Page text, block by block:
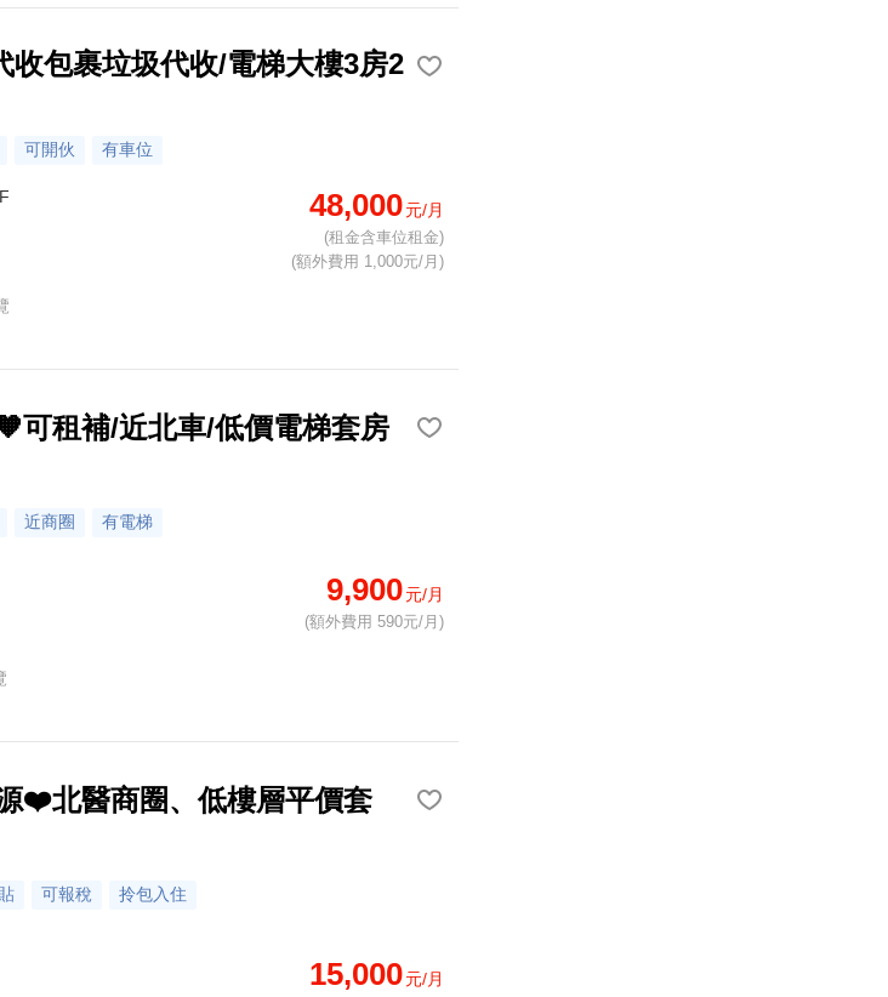
收包裹垃圾代收/電梯大樓3房2
可開伙 有車位
48,000元/月
(租金含車位租金)
(額外費用 1,000元/月)
可租補/近北車/低價電梯套房
近商圈 有電梯
9,900元/月
(額外費用 590元/月)
❤️北醫商圈、低樓層平價套
可報稅 拎包入住
15,000元/月